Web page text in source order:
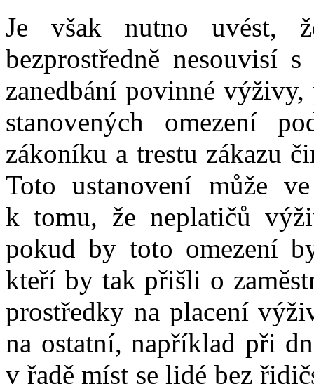
Je však nutno uvést,
bezprostředně nesouvisí
zanedbání povinné
stanovených omezení
zákoníku a trestu zákazu
Toto ustanovení může
k tomu, že neplatičů
pokud by toto omezení
kteří by tak přišli o
prostředky na placení
na ostatní, například při
v řadě míst se lidé bez